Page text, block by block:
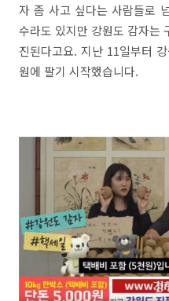
자 좀 사고 싶다는 사람들로
수라도 있지만 강원도 감자는
진된다고요. 지난 11일부터
원에 팔기 시작했습니다.